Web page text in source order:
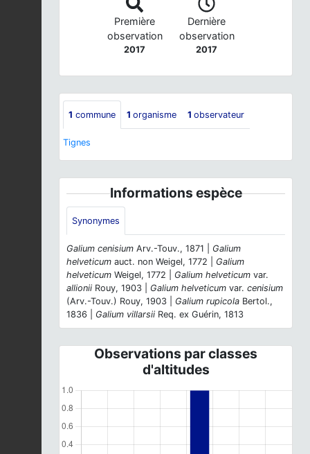
Première
observation
2017
Dernière
observation
2017
1 commune 1 organisme 1 observateur
Tignes
Informations espèce
Synonymes
Galium cenisium Arv.-Touv., 1871 | Galium
helveticum auct. non Weigel, 1772 | Galium
helveticum Weigel, 1772 | Galium helveticum var.
allionii Rouy, 1903 | Galium helveticum var. cenisium
(Arv.-Touv.) Rouy, 1903 | Galium rupicola Bertol.,
1836 | Galium villarsii Req. ex Guérin, 1813
Observations par classes
d'altitudes